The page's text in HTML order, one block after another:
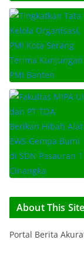
About This Site
Portal Berita